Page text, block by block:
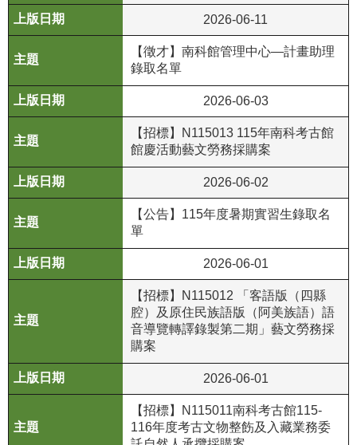
安
全
告
為
民
服
白
書
政
府
公
資
2026-06-11
【徵才】南科館管理中心—計畫助理
錄取名單
2026-06-03
【招標】N115013 115年南科考古館
館慶活動藝文勞務採購案
2026-06-02
【公告】115年度暑期實習生錄取名
單
2026-06-01
【招標】N115012 「客語版（四縣
腔）及原住民族語版（阿美族語）語
音導覽轉譯錄製第二期」藝文勞務採
購案
2026-06-01
【招標】N115011南科考古館115-
116年度考古文物整飭及入藏業務委